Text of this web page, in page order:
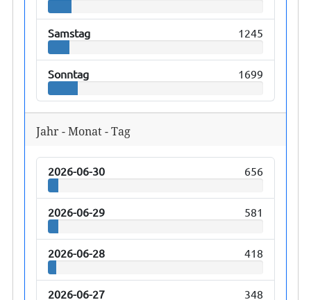
Samstag 1245
Sonntag 1699
Jahr - Monat - Tag
2026-06-30 656
2026-06-29 581
2026-06-28 418
2026-06-27 348